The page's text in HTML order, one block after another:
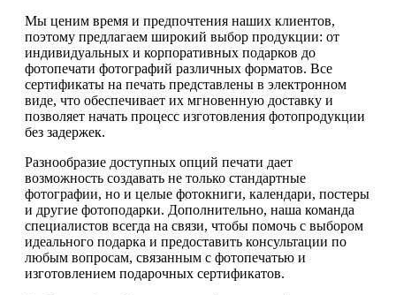
Мы ценим время и предпочтения наших клиентов,
поэтому предлагаем широкий выбор продукции: от
индивидуальных и корпоративных подарков до
фотопечати фотографий различных форматов. Все
сертификаты на печать представлены в электронном
виде, что обеспечивает их мгновенную доставку и
позволяет начать процесс изготовления фотопродукции
без задержек.
Разнообразие доступных опций печати дает
возможность создавать не только стандартные
фотографии, но и целые фотокниги, календари, постеры
и другие фотоподарки. Дополнительно, наша команда
специалистов всегда на связи, чтобы помочь с выбором
идеального подарка и предоставить консультации по
любым вопросам, связанным с фотопечатью и
изготовлением подарочных сертификатов.